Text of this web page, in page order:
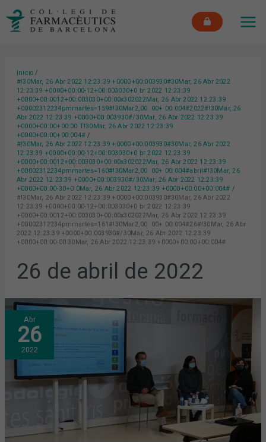
Inicio
#!30Mar, 26 Abr 2022 12:23:39 +0000+00:003930#30Mar, 26 Abr 2022
12:23:39 +0000+00:00-12+00:003030+0 br 2022 12:23:39
+0000+00:0012+00:003030+00:00x302022Mar, 26 Abr 2022 12:23:39
+00002312234pmmartes=159#!30Mar2,00 :00+ 00:004#2022#!30Mar, 26
Abr 2022 12:23:39 +0000+00:003930#/30Mar, 26 Abr 2022 12:23:39
+0000+00:00+00:00 T!30Mar, 26 Abr 2022 12:23:39
+0000+00:00+00:004#
#!30Mar, 26 Abr 2022 12:23:39 +0000+00:003930#30Mar, 26 Abr 2022
12:23:39 +0000+00:00-12+00:003030+0 br 2022 12:23:39
+0000+00:0012+00:003030+00:00x302022Mar, 26 Abr 2022 12:23:39
+00002312234pmmartes=160#!30Mar2,00 :00+ 00:004#abril#!30Mar, 26
Abr 2022 12:23:39 +0000+00:003930#/30Mar, 26 Abr 2022 12:23:39
+0000+00:00-30+0 0Mar, 26 Abr 2022 12:23:39 +0000+00:00+00:004#
#!30Mar, 26 Abr 2022 12:23:39 +0000+00:003930#30Mar, 26 Abr 2022
12:23:39 +0000+00:00-12+00:003030+0 br 2022 12:23:39
+0000+00:0012+00:003030+00:00x302022Mar, 26 Abr 2022 12:23:39
+00002312234pmmartes=161#!30Mar2,00 :00+ 00:004#26#!30Mar, 26 Abr
2022 12:23:39 +0000+00:003930#/30Mar, 26 Abr 2022 12:23:39
+0000+00:00-00 30Mar, 26 Abr 2022 12:23:39 +0000+00:00+00:004#
26 de abril de 2022
Abr
26
2022
FARMASERVICIOS
SIGUE
CRECIENDO.
¡NUEVOS
MÓDULOS
EN
MARCHA!